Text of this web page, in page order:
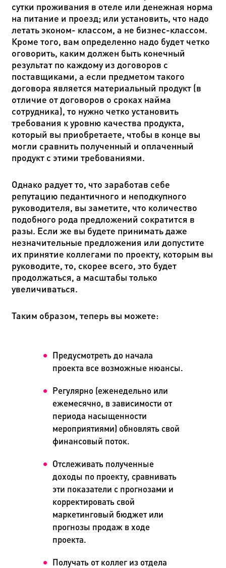
сутки проживания в отеле или денежная норма
на питание и проезд; или установить, что надо
летать эконом- классом, а не бизнес-классом.
Кроме того, вам определенно надо будет четко
оговорить, каким должен быть конечный
результат по каждому из договоров с
поставщиками, а если предметом такого
договора является материальный продукт (в
отличие от договоров о сроках найма
сотрудника), то нужно четко установить
требования к уровню качества продукта,
который вы приобретаете, чтобы в конце вы
могли сравнить полученный и оплаченный
продукт с этими требованиями.
Однако радует то, что заработав себе
репутацию педантичного и неподкупного
руководителя, вы заметите, что количество
подобного рода предложений сократится в
разы. Если же вы будете принимать даже
незначительные предложения или допустите
их принятие коллегами по проекту, которым вы
руководите, то, скорее всего, это будет
продолжаться, а масштабы только
увеличиваться.
Таким образом, теперь вы можете:
Предусмотреть до начала
проекта все возможные нюансы.
Регулярно (еженедельно или
ежемесячно, в зависимости от
периода насыщенности
мероприятиями) обновлять свой
финансовый поток.
Отслеживать полученные
доходы по проекту, сравнивать
эти показатели с прогнозами и
корректировать свой
маркетинговый бюджет или
прогнозы продаж в ходе
проекта.
Получать от коллег из отдела